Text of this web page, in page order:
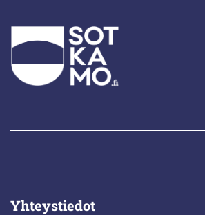
Yhteystiedot